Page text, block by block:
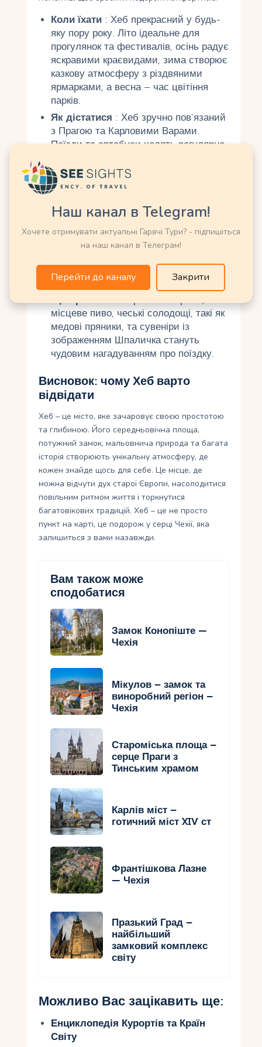
Коли їхати: Хеб прекрасний у будь-
яку пору року. Літо ідеальне для
прогулянок та фестивалів, осінь радує
яскравими краєвидами, зима створює
казкову атмосферу з різдвяними
ярмарками, а весна – час цвітіння
парків.
Як дістатися : Хеб зручно пов’язаний
з Прагою та Карловими Варами.
Поїзди та автобуси ходять регулярно,
години, з Карлових Вар — близько 1
години. Також можна орендувати
Де зупинитися: У Хебі є житло на
будь-який бюджет – від затишних
готелів, таких якHotel Barbarossa
апартаментів. Для ощадливих
мандрівників підійдуть хостели.
місцеве пиво, чеські солодощі, такі як
медові пряники, та сувеніри із
зображенням Шпаличка стануть
чудовим нагадуванням про поїздку.
Висновок: чому Хеб варто
відвідати
Хеб – це місто, яке зачаровує своєю простотою
та глибиною. Його середньовічна площа,
потужний замок, мальовнича природа та багата
історія створюють унікальну атмосферу, де
кожен знайде щось для себе. Це місце, де
можна відчути дух старої Європи, насолодитися
повільним ритмом життя і торкнутися
багатовікових традицій. Хеб – це не просто
пункт на карті, це подорож у серці Чехії, яка
залишиться з вами назавжди.
Вам також може
сподобатися
Замок Конопіште —
Чехія
Мікулов – замок та
виноробний регіон –
Чехія
Староміська площа –
серце Праги з
Тинським храмом
Карлів міст –
готичний міст XIV ст
Франтішкова Лазне
— Чехія
Празький Град –
найбільший
замковий комплекс
світу
Можливо Вас зацікавить ще:
Енциклопедія Курортів та Країн
Світу
Наш канал в Telegram!
Хочете отримувати актуальні Гарячі Тури? - підпишіться
на наш канал в Телеграм!
Перейти до каналу Закрити